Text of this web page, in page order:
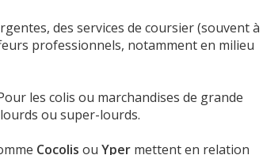
des services de coursier (souvent à
professionnels, notamment en milieu
les colis ou marchandises de grande
ou super-lourds.
Cocolis ou Yper mettent en relation